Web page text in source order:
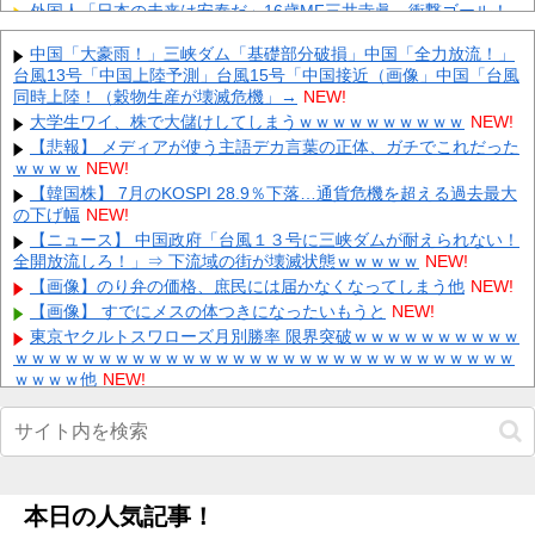
外国人「日本の未来は安泰だ」16歳MF三井寺眞、衝撃ゴール！
久保建英超え歴代2位の記録！3得点に絡む活躍で海外絶賛！
【海...
NEW!
【画像】 すでにメスの体つきになったいもうと NEW!
彫り師歴23年「タトゥー入れてる奴は99％バカです」「バカは
5000円が好き」無断キャンセル、挨拶できない、金がない…
客... NEW!
【画像】 PS6と新型PSPのリーク写真ｗｗｗｗｗｗｗｗｗｗｗｗ
ｗｗｗｗｗｗｗ NEW!
【画像】 ちびまる子ちゃん、とんでもないガチャガチャを発売し
てしまうｗｗｗｗ NEW!
兄が首吊った。理由はイジメ…俺の両親離婚で母は自サツし家庭
崩壊→首謀者を探しだした俺は会社と妻子を特定→結果、実刑受け
た... NEW!
Powered by livedoor 相互RSS
中国「大豪雨！」三峡ダム「基礎部分破損」中国「全力放流！」
台風13号「中国上陸予測」台風15号「中国接近（画像」中国「台風
同時上陸！（穀物生産が壊滅危機」→ NEW!
大学生ワイ、株で大儲けしてしまうｗｗｗｗｗｗｗｗｗｗ NEW!
【悲報】 メディアが使う主語デカ言葉の正体、ガチでこれだった
ｗｗｗｗ NEW!
【韓国株】 7月のKOSPI 28.9％下落…通貨危機を超える過去最大
の下げ幅 NEW!
【ニュース】 中国政府「台風１３号に三峡ダムが耐えられない！
全開放流しろ！」⇒ 下流域の街が壊滅状態ｗｗｗｗｗ NEW!
【画像】のり弁の価格、庶民には届かなくなってしまう他 NEW!
【画像】 すでにメスの体つきになったいもうと NEW!
東京ヤクルトスワローズ月別勝率 限界突破ｗｗｗｗｗｗｗｗｗｗ
ｗｗｗｗｗｗｗｗｗｗｗｗｗｗｗｗｗｗｗｗｗｗｗｗｗｗｗｗｗｗ
ｗｗｗｗ他 NEW!
【画像】 童顔すぎる女子アナさん、まさかの温泉レポートが話題
騒然となってしまうｗｗｗｗｗｗ
アジアにおける日本の主人公感エグすぎないか？？他 NEW!
HRC（ホンダ・レーシング）折原氏、ADUO改良型PUについて
本日の人気記事！